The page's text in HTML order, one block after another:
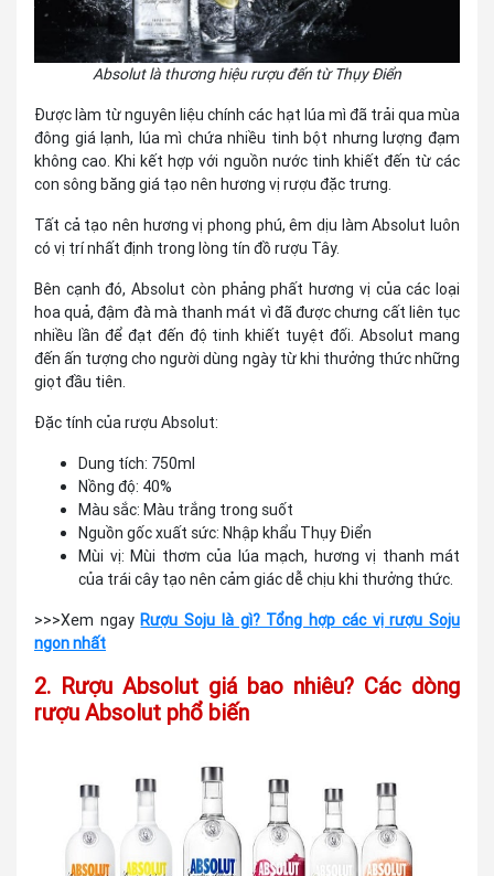
Absolut là thương hiệu rượu đến từ Thụy Điển
Được làm từ nguyên liệu chính các hạt lúa mì đã trải qua mùa
đông giá lạnh, lúa mì chứa nhiều tinh bột nhưng lượng đạm
không cao. Khi kết hợp với nguồn nước tinh khiết đến từ các
con sông băng giá tạo nên hương vị rượu đặc trưng.
Tất cả tạo nên hương vị phong phú, êm dịu làm Absolut luôn
có vị trí nhất định trong lòng tín đồ rượu Tây.
Bên cạnh đó, Absolut còn phảng phất hương vị của các loại
hoa quả, đậm đà mà thanh mát vì đã được chưng cất liên tục
nhiều lần để đạt đến độ tinh khiết tuyệt đối. Absolut mang
đến ấn tượng cho người dùng ngày từ khi thưởng thức những
giọt đầu tiên.
Đặc tính của rượu Absolut:
Dung tích: 750ml
Nồng độ: 40%
Màu sắc: Màu trắng trong suốt
Nguồn gốc xuất sức: Nhập khẩu Thụy Điển
Mùi vị: Mùi thơm của lúa mạch, hương vị thanh mát
của trái cây tạo nên cảm giác dễ chịu khi thưởng thức.
>>>Xem ngayRượu Soju là gì? Tổng hợp các vị rượu Soju
ngon nhất
2. Rượu Absolut giá bao nhiêu? Các dòng
rượu Absolut phổ biến